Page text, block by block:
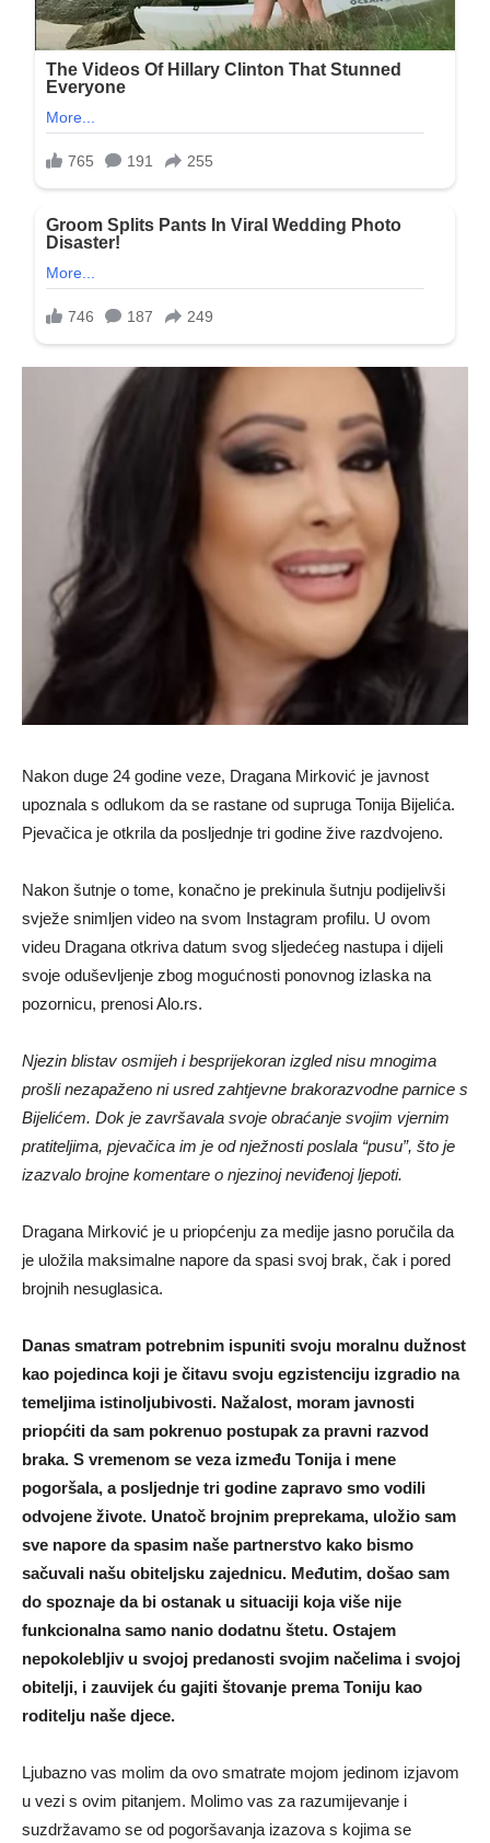
Nakon duge 24 godine veze, Dragana Mirković je javnost
upoznala s odlukom da se rastane od supruga Tonija Bijelića.
Pjevačica je otkrila da posljednje tri godine žive razdvojeno.
Nakon šutnje o tome, konačno je prekinula šutnju podijelivši
svježe snimljen video na svom Instagram profilu. U ovom
videu Dragana otkriva datum svog sljedećeg nastupa i dijeli
svoje oduševljenje zbog mogućnosti ponovnog izlaska na
pozornicu, prenosi Alo.rs.
Njezin blistav osmijeh i besprijekoran izgled nisu mnogima
prošli nezapaženo ni usred zahtjevne brakorazvodne parnice s
Bijelićem. Dok je završavala svoje obraćanje svojim vjernim
pratiteljima, pjevačica im je od nježnosti poslala “pusu”, što je
izazvalo brojne komentare o njezinoj neviđenoj ljepoti.
Dragana Mirković je u priopćenju za medije jasno poručila da
je uložila maksimalne napore da spasi svoj brak, čak i pored
brojnih nesuglasica.
Danas smatram potrebnim ispuniti svoju moralnu dužnost
kao pojedinca koji je čitavu svoju egzistenciju izgradio na
temeljima istinoljubivosti. Nažalost, moram javnosti
priopćiti da sam pokrenuo postupak za pravni razvod
braka. S vremenom se veza između Tonija i mene
pogoršala, a posljednje tri godine zapravo smo vodili
odvojene živote. Unatoč brojnim preprekama, uložio sam
sve napore da spasim naše partnerstvo kako bismo
sačuvali našu obiteljsku zajednicu. Međutim, došao sam
do spoznaje da bi ostanak u situaciji koja više nije
funkcionalna samo nanio dodatnu štetu. Ostajem
nepokolebljiv u svojoj predanosti svojim načelima i svojoj
obitelji, i zauvijek ću gajiti štovanje prema Toniju kao
roditelju naše djece.
Ljubazno vas molim da ovo smatrate mojom jedinom izjavom
u vezi s ovim pitanjem. Molimo vas za razumijevanje i
suzdržavamo se od pogoršavanja izazova s ​​kojima se